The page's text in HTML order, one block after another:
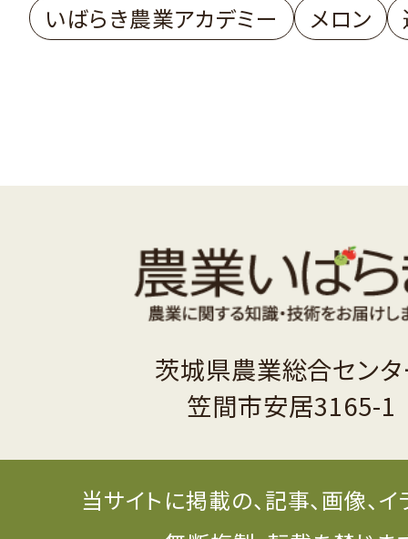
いばらき農業アカデミー
メロン
茨城県農業総合セン
笠間市安居3165-1
当サイトに掲載の、記事、画像、